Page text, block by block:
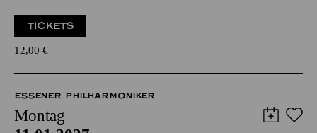
Schatz
Für Kinder ab 6 Jahren
12,00€